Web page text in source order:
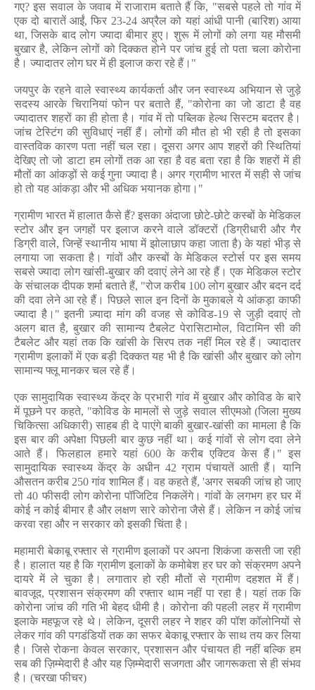
गए?इस सवाल के जवाब में राजाराम बताते हैं कि, "सबसे पहले तो गांव में
एक दो बारातें आईं,फिर 23-24अप्रैल को यहां आंधी पानी (बारिश) आया
था,जिसके बाद लोग ज्यादा बीमार हुए। शुरू में लोगों को लगा यह मौसमी
बुखार है, लेकिन लोगों को दिक्कत होने पर जांच हुई तो पता चला कोरोना
है। ज्यादातर लोग घर में ही इलाज करा रहे हैं।"
जयपुर के रहने वाले स्वास्थ्य कार्यकर्ता और जन स्वास्थ्य अभियान से जुड़े
सदस्य आरके चिरानियां फोन पर बताते हैं, "कोरोना का जो डाटा है वह
ज्यादातर शहरों का ही होता है। गांव में तो पब्लिक हेल्थ सिस्टम बदतर है।
जांच टेस्टिंग की सुविधाएं नहीं हैं। लोगों की मौत हो भी रही है तो इसका
वास्तविक कारण पता नहीं चल रहा। दूसरा अगर आप शहरों की स्थितियां
देखिए तो जो डाटा हम लोगों तक आ रहा है वह बता रहा है कि शहरों में ही
मौतों का आंकड़ों से कई गुना ज्यादा है। अगर ग्रामीण भारत में सही से जांच
हो तो यह आंकड़ा और भी अधिक भयानक होगा।"
ग्रामीण भारत में हालात कैसे हैं? इसका अंदाजा छोटे-छोटे कस्बों के मेडिकल
स्टोर और इन जगहों पर इलाज करने वाले डॉक्टरों (डिग्रीधारी और गैर
डिग्री वाले, जिन्हें स्थानीय भाषा में झोलाछाप कहा जाता है) के यहां भीड़ से
लगाया जा सकता है। गांवों और कस्बों के मेडिकल स्टोर्स पर इस समय
सबसे ज्यादा लोग खांसी-बुखार की दवाएं लेने आ रहे हैं। एक मेडिकल स्टोर
के संचालक दीपक शर्मा बताते हैं, "रोज करीब 100 लोग बुखार और बदन दर्द
की दवा लेने आ रहे हैं। पिछले साल इन दिनों के मुकाबले ये आंकड़ा काफी
ज्यादा है।" इतनी ज़्यादा मांग की वजह से कोविड-19से जुड़ी दवाएं तो
अलग बात है, बुखार की सामान्य टैबलेट पेरासिटामोल,विटामिन सी की
टैबलेट और यहां तक कि खांसी के सिरप तक नहीं मिल रहे हैं। ज्यादातर
ग्रामीण इलाकों में एक बड़ी दिक्कत यह भी है कि खांसी और बुखार को लोग
सामान्य फ्लू मानकर चल रहे हैं।
एक सामुदायिक स्वास्थ्य केंद्र के प्रभारी गांव में बुखार और कोविड के बारे
में पूछने पर कहते, "कोविड के मामलों से जुड़े सवाल सीएमओ (जिला मुख्य
चिकित्सा अधिकारी) साहब ही दे पाएंगे बाकी बुखार-खांसी का मामला है कि
इस बार की अपेक्षा पिछली बार कुछ नहीं था। कई गांवों से लोग दवा लेने
आते हैं। फिलहाल हमारे यहां 600के करीब एक्टिव केस हैं।" इस
सामुदायिक स्वास्थ्य केंद्र के अधीन 42ग्राम पंचायतें आती हैं। यानि
औसतन करीब 250गांव शामिल हैं। वह कहते हैं, 'अगर सबकी जांच हो जाए
तो40 फीसदी लोग कोरोना पॉजिटिव निकलेंगे। गांवों के लगभग हर घर में
कोई न कोई बीमार है और लक्षण सारे कोरोना जैसे हैं। लेकिन न कोई जांच
करवा रहा और न सरकार को इसकी चिंता है।
महामारी बेकाबू रफ्तार से ग्रामीण इलाकों पर अपना शिकंजा कसती जा रही
है। हालात यह है कि ग्रामीण इलाकों के कमोबेश हर घर को संक्रमण अपने
दायरे में ले चुका है। लगातार हो रही मौतों से ग्रामीण दहशत में हैं।
बावजूद, प्रशासन संक्रमण की रफ्तार थाम नहीं पा रहा है। यहां तक कि
कोरोना जांच की गति भी बेहद धीमी है। कोरोना की पहली लहर में ग्रामीण
इलाके महफूज रहे थे। लेकिन, दूसरी लहर ने शहर की पॉश कॉलोनियों से
लेकर गांव की पगडंडियों तक का सफर बेकाबू रफ्तार के साथ तय कर लिया
है। जिसे रोकना केवल सरकार, प्रशासन और पंचायत ही नहीं बल्कि हम
सब की ज़िम्मेदारी है और यह ज़िम्मेदारी सजगता और जागरूकता से ही संभव
है। (चरखा फीचर)